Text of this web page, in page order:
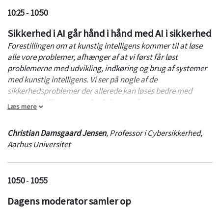
10:25- 10:50
Sikkerhed i AI går hånd i hånd med AI i sikkerhed
Forestillingen om at kunstig intelligens kommer til at løse
alle vore problemer, afhænger af at vi først får løst
problemerne med udvikling, indkøring og brug af systemer
med kunstig intelligens. Vi ser på nogle af de
sikkerhedsproblemer der allerede kan løses bedre med
kunstig intelligens, men beskriver også nye
sikkerhedsproblemer ved brug af kunstig intelligens.
Læs mere
Christian Damsgaard Jensen,Professor i Cybersikkerhed,
Aarhus Universitet
10:50- 10:55
Dagens moderator samler op